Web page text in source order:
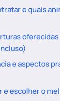
e quais
e aspectos
e escolher o